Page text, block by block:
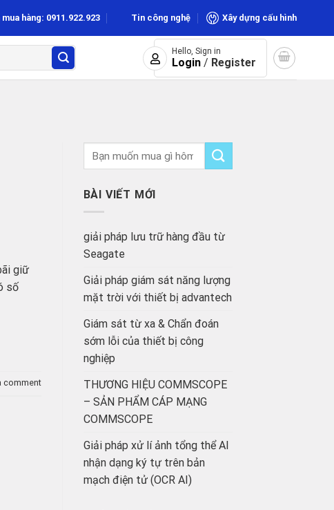
mua hàng: 0911.922.923 Tin công nghệ Xây dựng cấu hình
Hello, Sign in
Login / Register
giữ
số
comment
BÀI VIẾT MỚI
giải pháp lưu trữ hàng đầu từ
Seagate
Giải pháp giám sát năng lượng
mặt trời với thiết bị advantech
Giám sát từ xa & Chẩn đoán
sớm lỗi của thiết bị công
nghiệp
THƯƠNG HIỆU COMMSCOPE
– SẢN PHẨM CÁP MẠNG
COMMSCOPE
Giải pháp xử lí ảnh tổng thể AI
nhận dạng ký tự trên bản
mạch điện tử (OCR AI)